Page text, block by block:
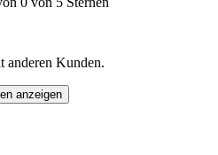
anderen Kunden.
anzeigen